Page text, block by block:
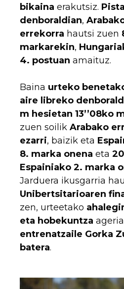
bikaina erakutsiz.
denboraldian,
errekorra hautsi zuen
markarekin,
4. postuan amaituz.
Baina urteko
aire libreko
m hesietan 13’’08ko
zuen soilik Arabako
ezarri, baizik eta
8. marka onena eta
Espainiako 2. marka
Jarduera ikusgarria hau
Unibertsitarioaren
zen, urteetako
eta hobekuntza
entrenatzaile Gorka
batera.